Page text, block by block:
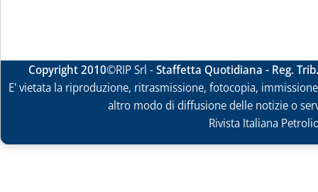
Copyright 2010©RIP Srl -Staffetta Quotidiana - Reg.
E' vietata la riproduzione, ritrasmissione, fotocopia,
altro modo di diffusione delle notizie o
Rivista Italiana